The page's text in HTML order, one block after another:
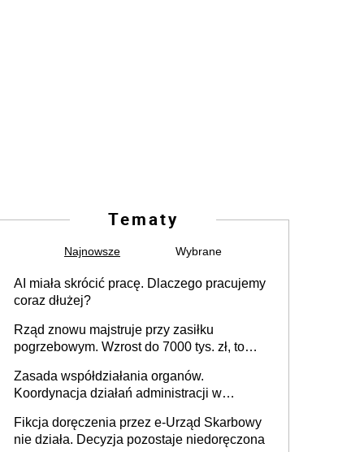
Tematy
Najnowsze Wybrane
AI miała skrócić pracę. Dlaczego pracujemy
coraz dłużej?
Rząd znowu majstruje przy zasiłku
pogrzebowym. Wzrost do 7000 tys. zł, to
Zasada współdziałania organów.
Koordynacja działań administracji w
Fikcja doręczenia przez e-Urząd Skarbowy
nie działa. Decyzja pozostaje niedoręczona